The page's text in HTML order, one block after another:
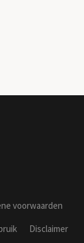
voorwaarden
Disclaimer